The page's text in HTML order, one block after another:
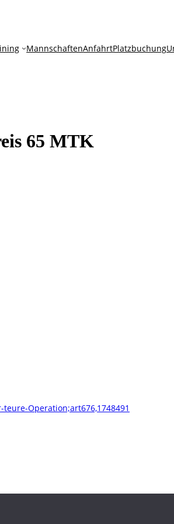
MannschaftenAnfahrtPlatzbuchung
65 MTK
Operation;art676,1748491